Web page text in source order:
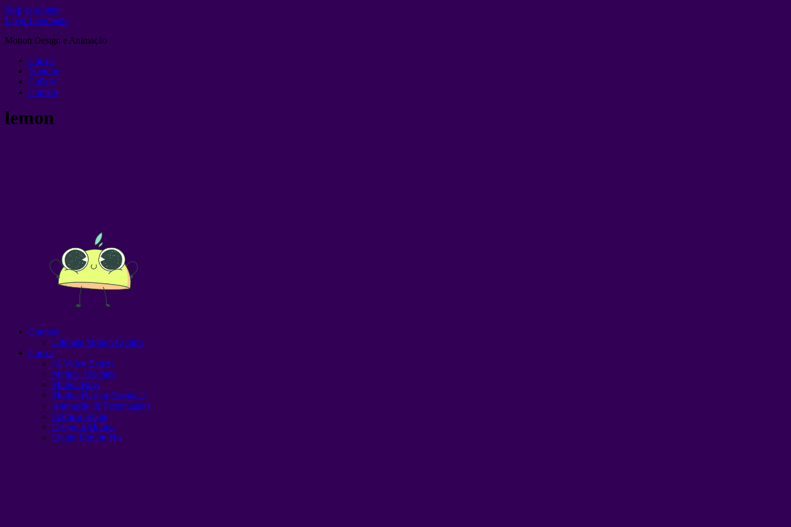
Skip to content
Layer Lemonade
Motion Design e Animação
Cursos
Youtube
Collabs
Contato
lemon
Combos
Ultimate Motion Combo
Cursos
IA Video Expert
Motion+Machine
Motion Boss
Motion Design Essencial
Animação de Personagens
Frame a Frame
Design 4 Motion
Liquid Motion Pro